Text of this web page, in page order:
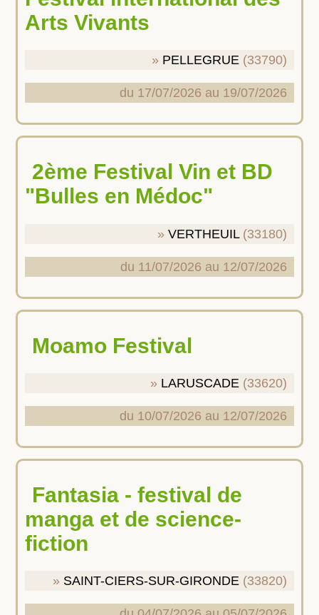
Arts Vivants
PELLEGRUE (33790)
du 17/07/2026 au 19/07/2026
2ème Festival Vin et BD
"Bulles en Médoc"
VERTHEUIL(33180)
du 11/07/2026 au 12/07/2026
Moamo Festival
LARUSCADE (33620)
du 10/07/2026 au 12/07/2026
Fantasia - festival de
manga et de science-
fiction
SAINT-CIERS-SUR-GIRONDE (33820)